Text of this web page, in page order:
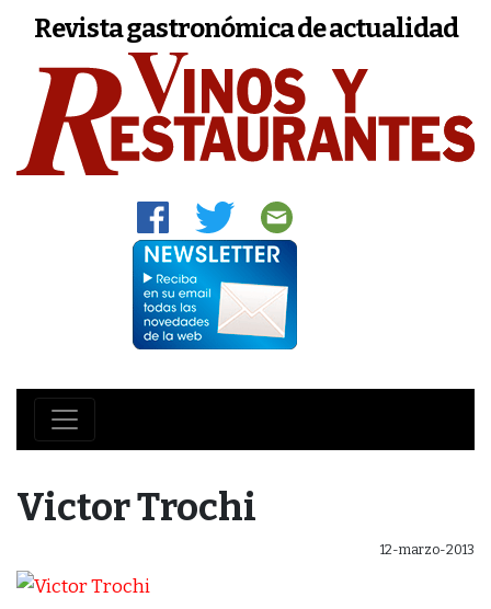
Revista gastronómica de actualidad
Victor Trochi
12-marzo-2013